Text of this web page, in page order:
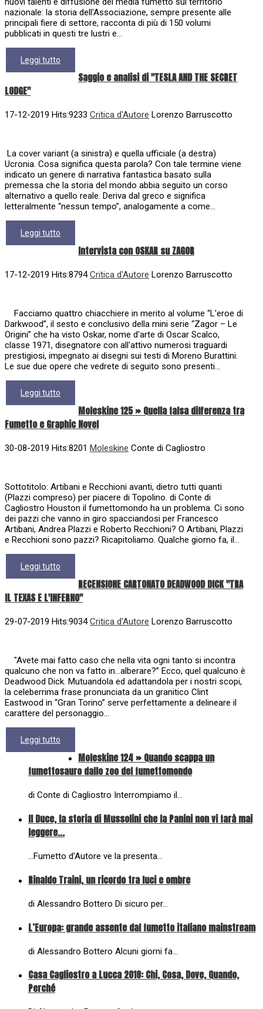
nazionale: la storia dell'Associazione, sempre presente alle
principali fiere di settore, racconta di più di 150 volumi
pubblicati in questi tre lustri e...
Leggi tutto
Saggio e analisi di "TESLA AND THE SECRET
LODGE"
17-12-2019 Hits:9233 Critica d'Autore Lorenzo Barruscotto
La cover variant (a sinistra) e quella ufficiale (a destra)
Ucronia. Cosa significa questa parola? Con tale termine viene
indicato un genere di narrativa fantastica basato sulla
premessa che la storia del mondo abbia seguito un corso
alternativo a quello reale. Deriva dal greco e significa
letteralmente “nessun tempo”, analogamente a come...
Leggi tutto
Intervista con OSKAR su ZAGOR
17-12-2019 Hits:8794Critica d'Autore Lorenzo Barruscotto
Facciamo quattro chiacchiere in merito al volume “L'eroe di
Darkwood”, il sesto e conclusivo della mini serie “Zagor – Le
Origini” che ha visto Oskar, nome d'arte di Oscar Scalco,
classe 1971, disegnatore con all'attivo numerosi traguardi
prestigiosi, impegnato ai disegni sui testi di Moreno Burattini.
Le sue due opere che vedrete di seguito sono presenti...
Leggi tutto
Moleskine 125 » Quella falsa differenza tra
Fumetto e Graphic Novel
30-08-2019 Hits:8201 Moleskine Conte di Cagliostro
Sottotitolo: Artibani e Recchioni avanti, dietro tutti quanti
(Plazzi compreso) per piacere di Topolino. di Conte di
Cagliostro Houston il fumettomondo ha un problema. Ci sono
dei pazzi che vanno in giro spacciandosi per Francesco
Artibani, Andrea Plazzi e Roberto Recchioni? O Artibani, Plazzi
e Recchioni sono pazzi? Ricapitoliamo. Qualche giorno fa, il...
Leggi tutto
RECENSIONE CARTONATO DEADWOOD DICK "TRA
IL TEXAS E L'INFERNO"
29-07-2019 Hits:9034Critica d'Autore Lorenzo Barruscotto
"Avete mai fatto caso che nella vita ogni tanto si incontra
qualcuno che non va fatto in…alberare?” Ecco, quel qualcuno è
Deadwood Dick. Mutuandola ed adattandola per i nostri scopi,
la celeberrima frase pronunciata da un granitico Clint
Eastwood in “Gran Torino” serve perfettamente a delineare il
carattere del personaggio...
Leggi tutto
Moleskine 124 » Quando scappa un
fumettosauro dallo zoo del fumettomondo
di Conte di Cagliostro Interrompiamo il…
Il Duce, la storia di Mussolini che la Panini non vi farà mai
leggere...
...Fumetto d'Autore ve la presenta…
Rinaldo Traini, un ricordo tra luci e ombre
di Alessandro Bottero Di sicuro per…
L’Europa: grande assente dal fumetto italiano mainstream
di Alessandro Bottero Alcuni giorni fa…
Casa Cagliostro a Lucca 2018: Chi, Cosa, Dove, Quando,
Perché